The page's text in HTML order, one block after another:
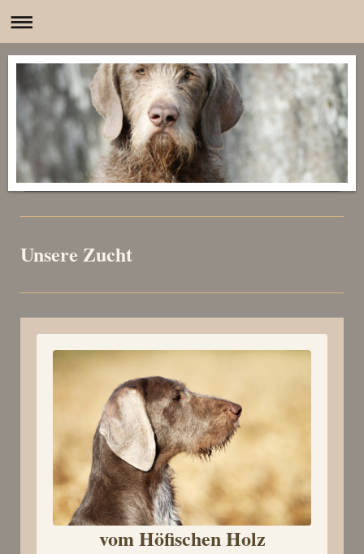
Unsere Zucht
vom Höfischen Holz